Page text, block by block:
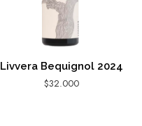
Livvera Bequignol 2024
$32.000